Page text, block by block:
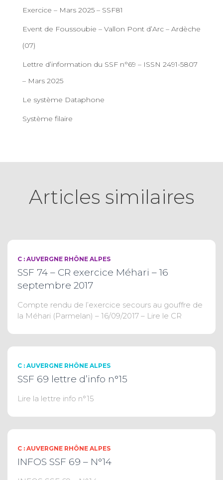
Exercice – Mars 2025 – SSF81
Event de Foussoubie – Vallon Pont d’Arc – Ardèche
(07)
Lettre d’information du SSF n°69 – ISSN 2491-5807
– Mars 2025
Le système Dataphone
Système filaire
Articles similaires
C : AUVERGNE RHÔNE ALPES
SSF 74 – CR exercice Méhari – 16
septembre 2017
Compte rendu de l’exercice secours au gouffre de
la Méhari (Parmelan) – 16/09/2017 – Lire le CR
C : AUVERGNE RHÔNE ALPES
SSF 69 lettre d’info n°15
Lire la lettre info n°15
C : AUVERGNE RHÔNE ALPES
INFOS SSF 69 – N°14